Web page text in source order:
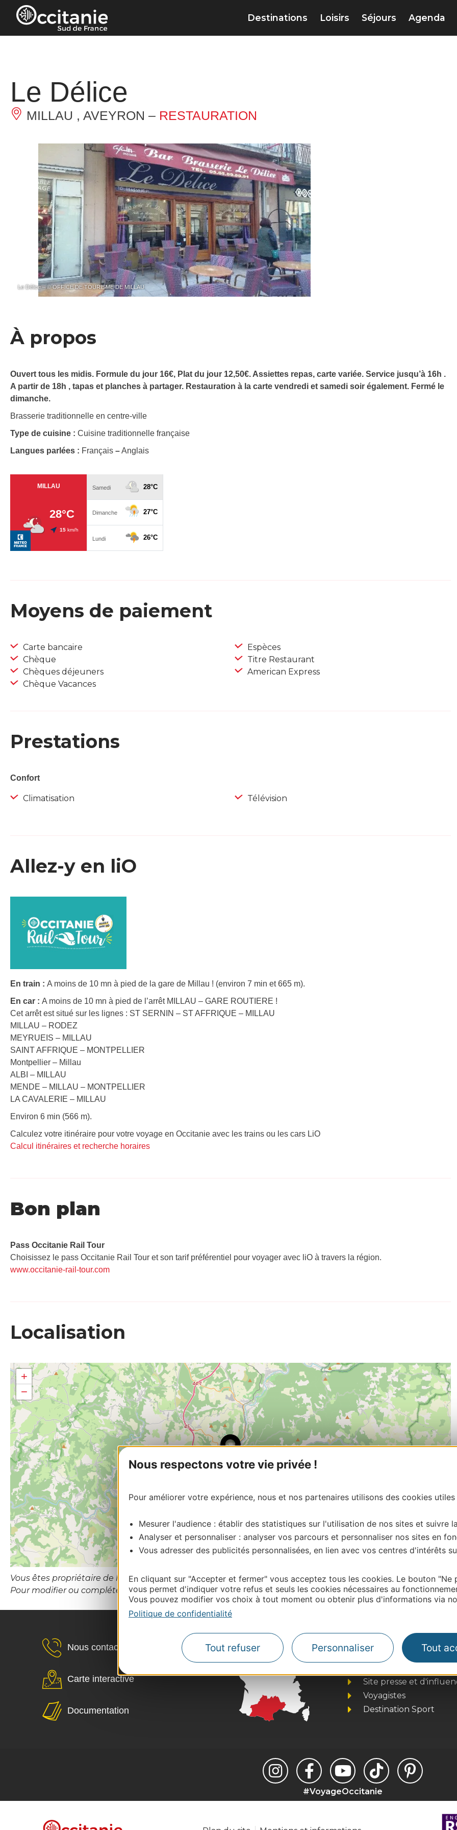
Panneau de gestion des cookies
Nous respectons votre vie privée !
Pour améliorer votre expérience, nous et nos partenaires utilisons des cookies utiles
Mesurer l'audience : établir des statistiques sur l'utilisation de nos sites et suivre
Analyser et personnaliser : analyser vos parcours et personnaliser nos sites en
Vous adresser des publicités personnalisées, en lien avec vos centres d'intérêts
En cliquant sur "Accepter et fermer" vous acceptez tous les cookies. Le bouton "Ne
vous permet d'indiquer votre refus et seuls les cookies nécessaires au
Vous pouvez modifier vos choix à tout moment ou obtenir plus d'informations via
Politique de confidentialité
Tout refuser Personnaliser Tout
Destinations Loisirs Séjours Agenda
Le Délice
MILLAU , AVEYRON – RESTAURATION
Le Délice – © OFFICE DE TOURISME DE MILLAU
À propos
Ouvert tous les midis. Formule du jour 16€, Plat du jour 12,50€. Assiettes repas, carte variée. Service jusqu’à 16h .
A partir de 18h , tapas et planches à partager. Restauration à la carte vendredi et samedi soir également. Fermé le
dimanche.
Brasserie traditionnelle en centre-ville
Type de cuisine : Cuisine traditionnelle française
Langues parlées : Français –Anglais
Moyens de paiement
Carte bancaire
Chèque
Chèques déjeuners
Chèque Vacances
Espèces
Titre Restaurant
American Express
Prestations
Confort
Climatisation Télévision
Allez-y en liO
En train : A moins de 10 mn à pied de la gare de Millau ! (environ 7 min et 665 m).
En car : A moins de 10 mn à pied de l’arrêt MILLAU – GARE ROUTIERE !
Cet arrêt est situé sur les lignes : ST SERNIN – ST AFFRIQUE – MILLAU
MILLAU – RODEZ
MEYRUEIS – MILLAU
SAINT AFFRIQUE – MONTPELLIER
Montpellier – Millau
ALBI – MILLAU
MENDE – MILLAU – MONTPELLIER
LA CAVALERIE – MILLAU
Environ 6 min (566 m).
Calculez votre itinéraire pour votre voyage en Occitanie avec les trains ou les cars LiO
Calcul itinéraires et recherche horaires
Bon plan
Pass Occitanie Rail Tour​
Choisissez le pass Occitanie Rail Tour et son tarif préférentiel pour voyager avec liO à travers la région.
www.occitanie-rail-tour.com
Localisation
+
−
Vous êtes propriétaire de l’établissement ou le gestionnaire de cette activité?
Pour modifier ou compléter cette fiche, merci de contacter OFFICE DE TOURISME DE MILLAU.
Nous contacter
Carte interactive
Documentation
Thermalisme
Business/Mice
Site presse et
Voyagistes
Destination Sport
#VoyageOccitanie